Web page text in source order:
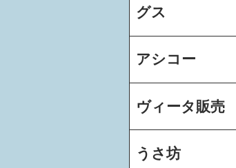
グス
アシコー
ヴィータ販売
うさ坊